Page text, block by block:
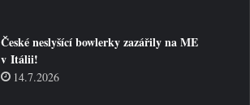
České neslyšící bowlerky zazářily na ME
v Itálii!
14.7.2026